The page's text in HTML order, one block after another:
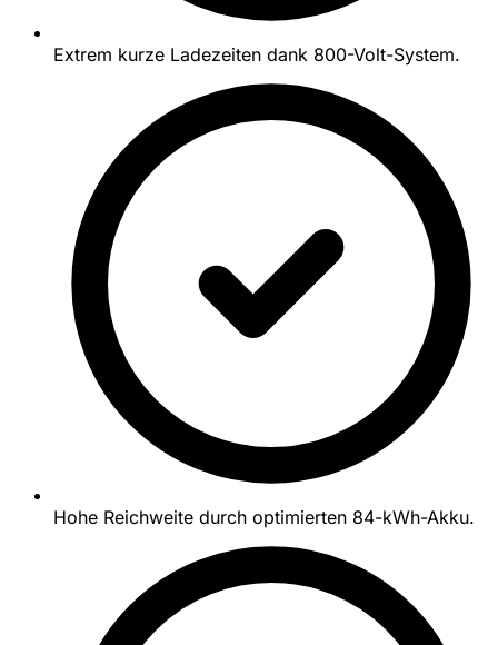
Extrem kurze Ladezeiten dank 800-Volt-System.
Hohe Reichweite durch optimierten 84-kWh-Akku.